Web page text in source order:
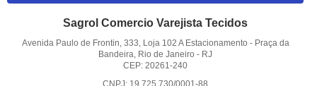
Sagrol Comercio Varejista Tecidos
Avenida Paulo de Frontin, 333, Loja 102 A Estacionamento - Praça da
Bandeira, Rio de Janeiro - RJ
CEP: 20261-240
CNPJ: 19.725.730/0001-88